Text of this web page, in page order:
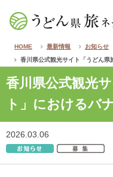
HOME 最新情報
お知らせ
香川県公式観光サイト「うどん県
香川県公式観光
ト」におけるバ
2026.03.06